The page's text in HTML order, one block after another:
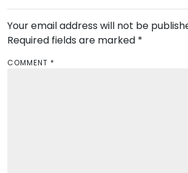
v
i
g
Your email address will not be
Required fields are marked *
COMMENT *